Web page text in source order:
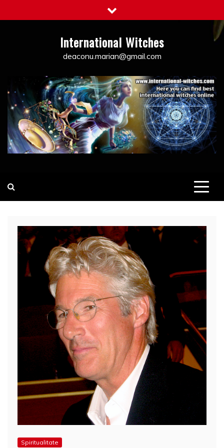
to
International Witches
deaconu.marian@gmail.com
Spiritualitate